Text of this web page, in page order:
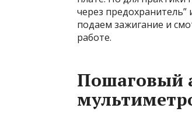
через предохранитель”
подаем зажигание и
работе.
Пошаговый